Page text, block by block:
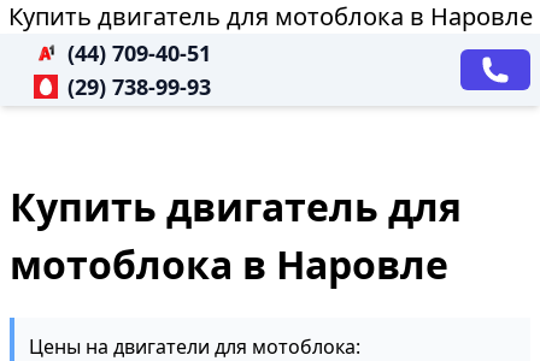
Купить двигатель для мотоблока в Наровле
(44) 709-40-51
(29) 738-99-93
Купить двигатель для
мотоблока в Наровле
Цены на двигатели для мотоблока: